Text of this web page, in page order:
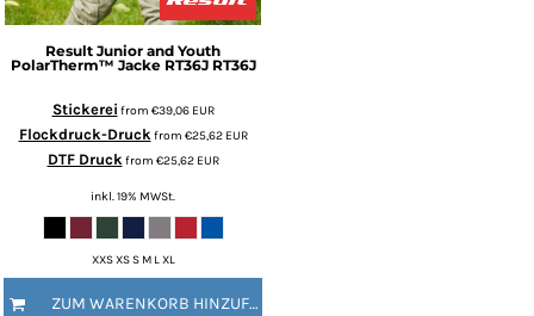
Result Junior and Youth
PolarTherm™ Jacke RT36J RT36J
Stickerei from €39,06 EUR
Flockdruck-Druckfrom €25,62 EUR
DTF Druckfrom €25,62 EUR
inkl. 19% MWSt.
XXS XS S M L XL
ZUM WARENKORB HINZUFÜGEN